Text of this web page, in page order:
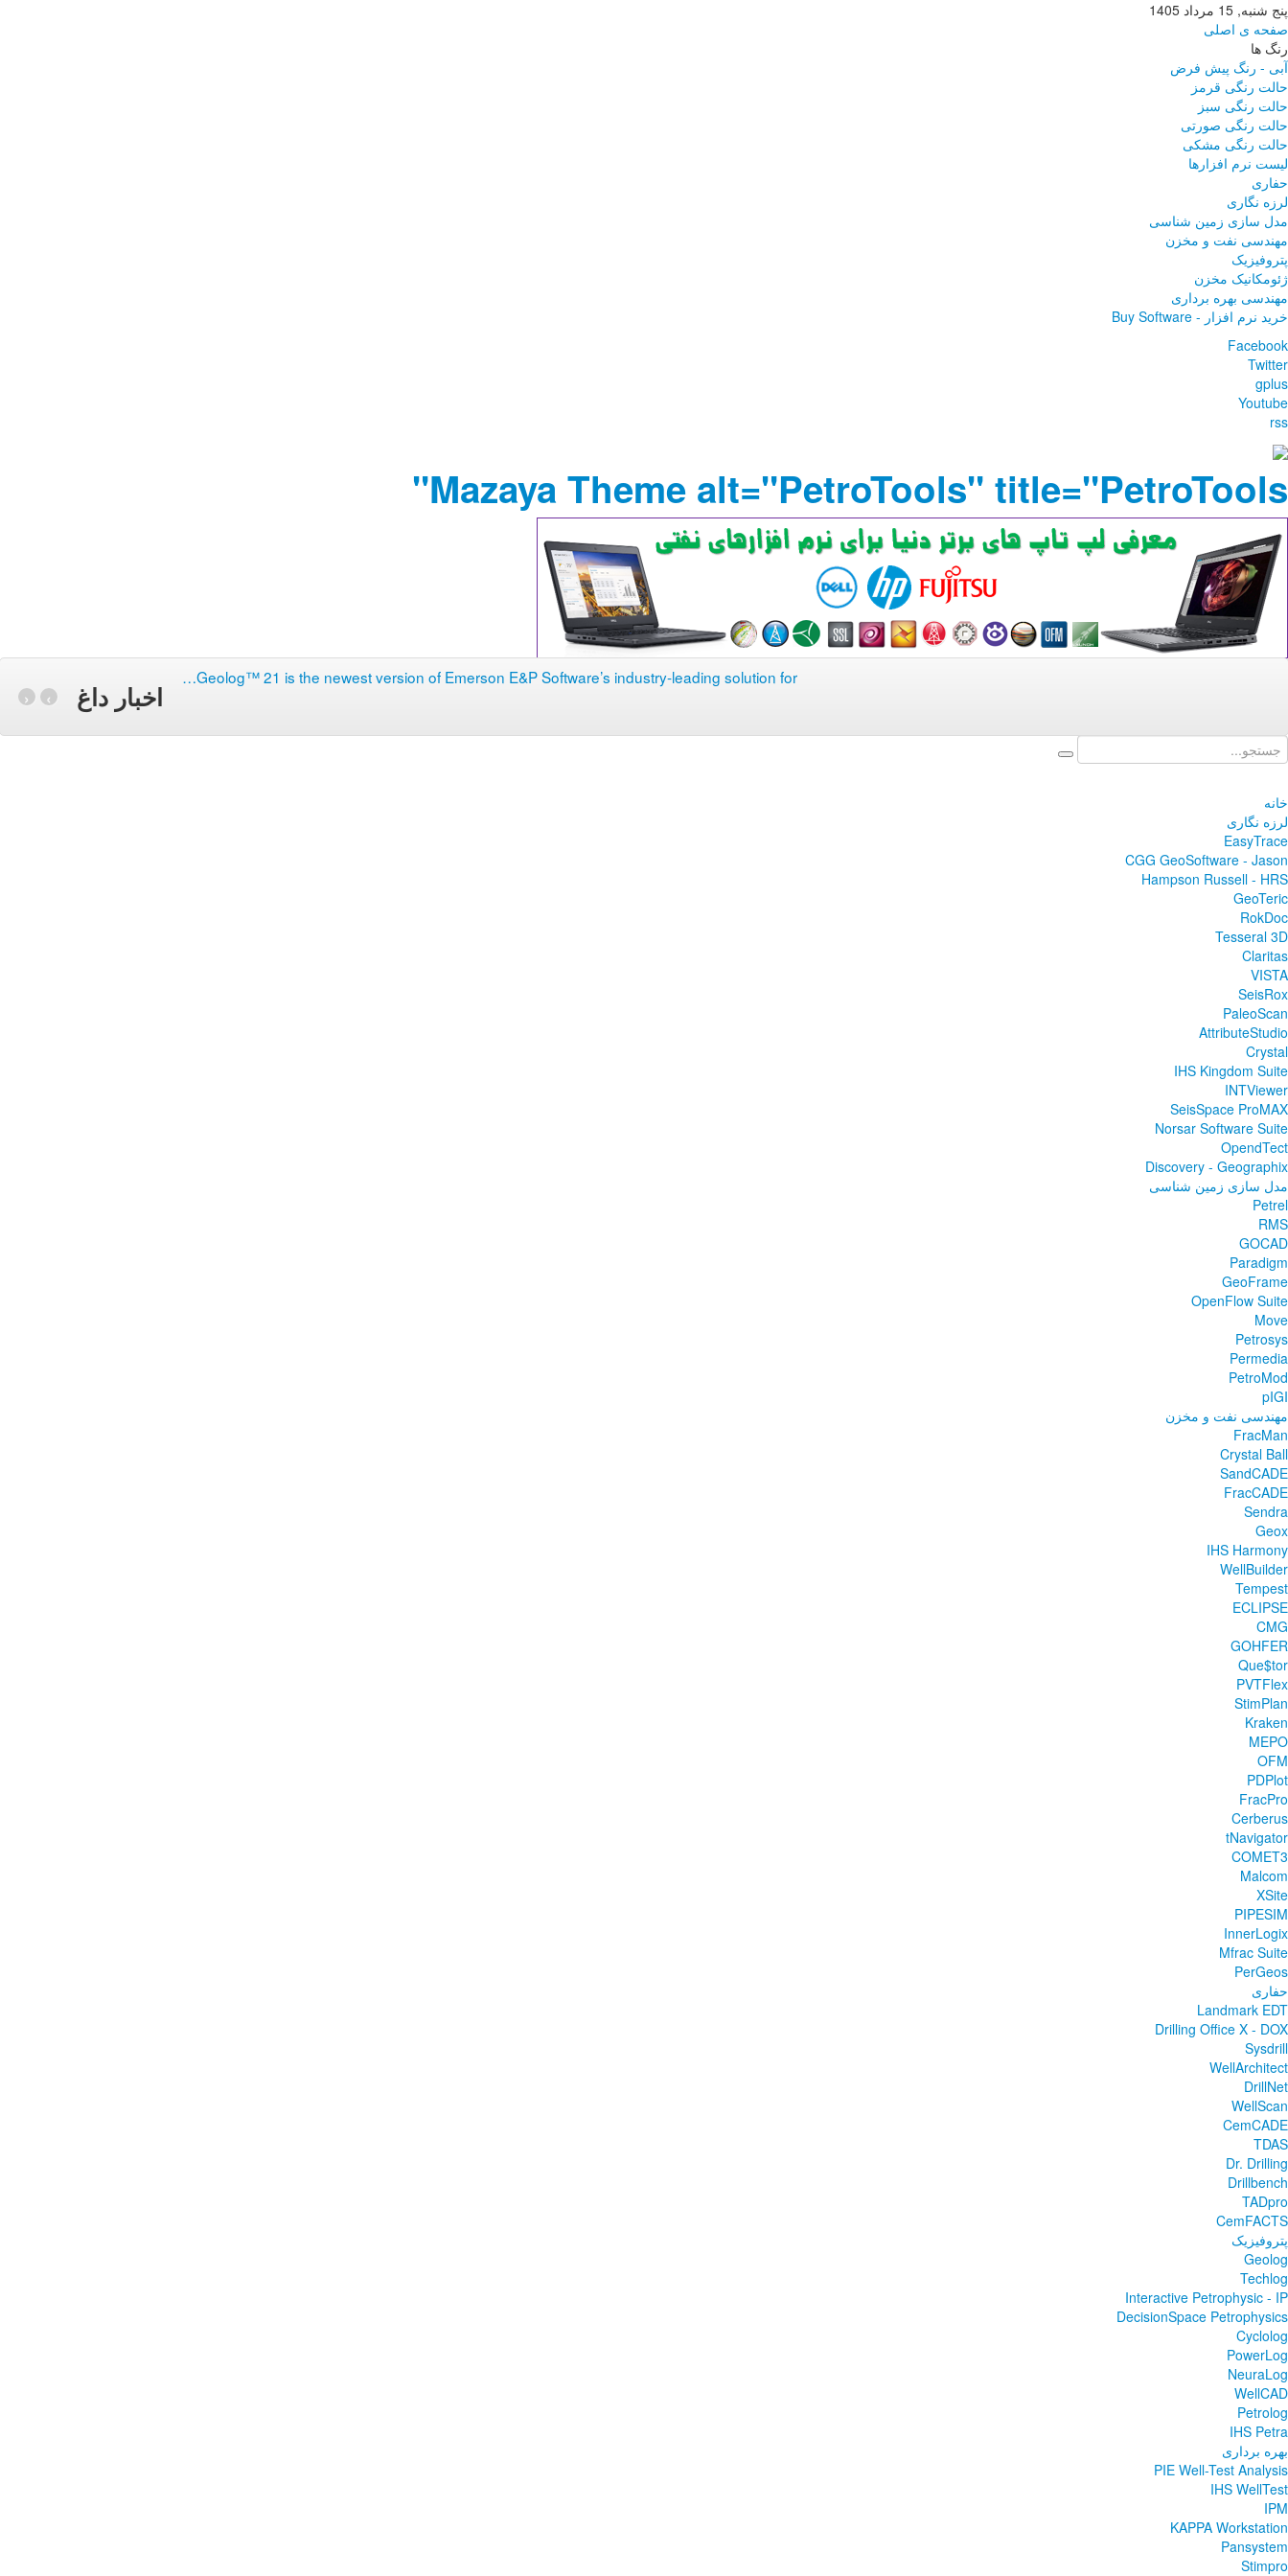
پنج شنبه, 15 مرداد 1405
صفحه ی اصلی
رنگ ها
آبی - رنگ پیش فرض
حالت رنگی قرمز
حالت رنگی سبز
حالت رنگی صورتی
حالت رنگی مشکی
لیست نرم افزارها
حفاری
لرزه نگاری
مدل سازی زمین شناسی
مهندسی نفت و مخزن
پتروفیزیک
ژئومکانیک مخزن
مهندسی بهره برداری
خرید نرم افزار - Buy Software
Facebook
Twitter
gplus
Youtube
rss
Mazaya Theme alt="PetroTools" title="PetroTools"
اخبار داغ
Geolog™ 21 is the newest version of Emerson E&P Software’s industry-leading solution for
…
›
‹
خانه
لرزه نگاری
EasyTrace
CGG GeoSoftware - Jason
Hampson Russell - HRS
GeoTeric
RokDoc
Tesseral 3D
Claritas
VISTA
SeisRox
PaleoScan
AttributeStudio
Crystal
IHS Kingdom Suite
INTViewer
SeisSpace ProMAX
Norsar Software Suite
OpendTect
Discovery - Geographix
مدل سازی زمین شناسی
Petrel
RMS
GOCAD
Paradigm
GeoFrame
OpenFlow Suite
Move
Petrosys
Permedia
PetroMod
pIGI
مهندسی نفت و مخزن
FracMan
Crystal Ball
SandCADE
FracCADE
Sendra
Geox
IHS Harmony
WellBuilder
Tempest
ECLIPSE
CMG
GOHFER
Que$tor
PVTFlex
StimPlan
Kraken
MEPO
OFM
PDPlot
FracPro
Cerberus
tNavigator
COMET3
Malcom
XSite
PIPESIM
InnerLogix
Mfrac Suite
PerGeos
حفاری
Landmark EDT
Drilling Office X - DOX
Sysdrill
WellArchitect
DrillNet
WellScan
CemCADE
TDAS
Dr. Drilling
Drillbench
TADpro
CemFACTS
پتروفیزیک
Geolog
Techlog
Interactive Petrophysic - IP
DecisionSpace Petrophysics
Cyclolog
PowerLog
NeuraLog
WellCAD
Petrolog
IHS Petra
بهره برداری
PIE Well-Test Analysis
IHS WellTest
IPM
KAPPA Workstation
Pansystem
Stimpro